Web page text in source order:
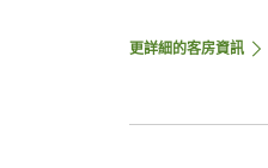
更詳細的客房資訊